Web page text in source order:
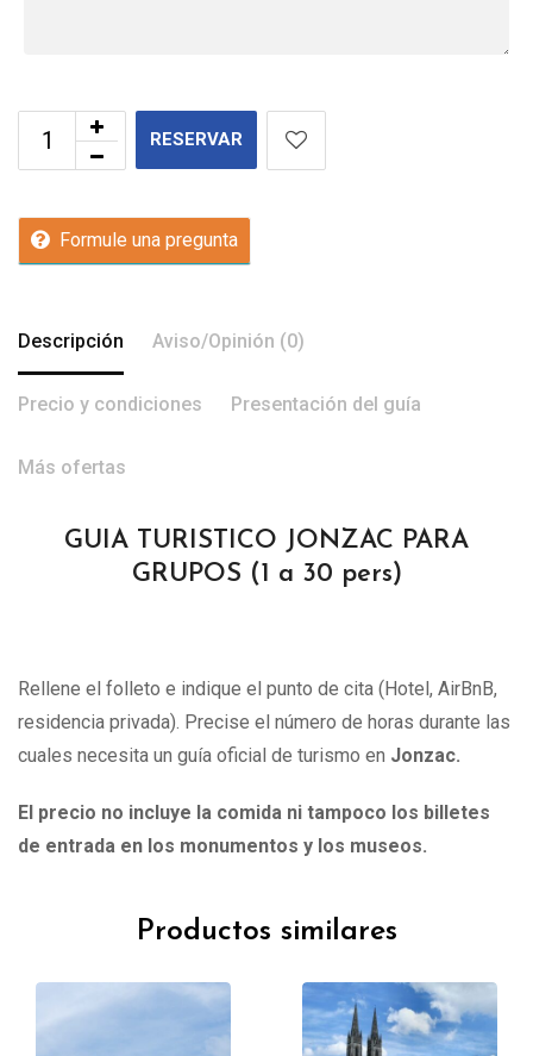
RESERVAR
Formule una pregunta
Descripción Aviso/Opinión (0)
Precio y condiciones Presentación del guía
Más ofertas
GUIA TURISTICO JONZAC PARA
GRUPOS (1 a 30 pers)
Rellene el folleto e indique el punto de cita (Hotel, AirBnB,
residencia privada). Precise el número de horas durante las
cuales necesita un guía oficial de turismo en Jonzac.
El precio no incluye la comida ni tampoco los billetes
de entrada en los monumentos y los museos.
Productos similares